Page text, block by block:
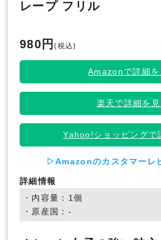
レープ フリル
980円(税込)
Amazonで詳細を
楽天で詳細を見
Yahoo!ショッピングで
▷Amazonのカスタマーレ
詳細情報
・内容量：1個
・原産国：-